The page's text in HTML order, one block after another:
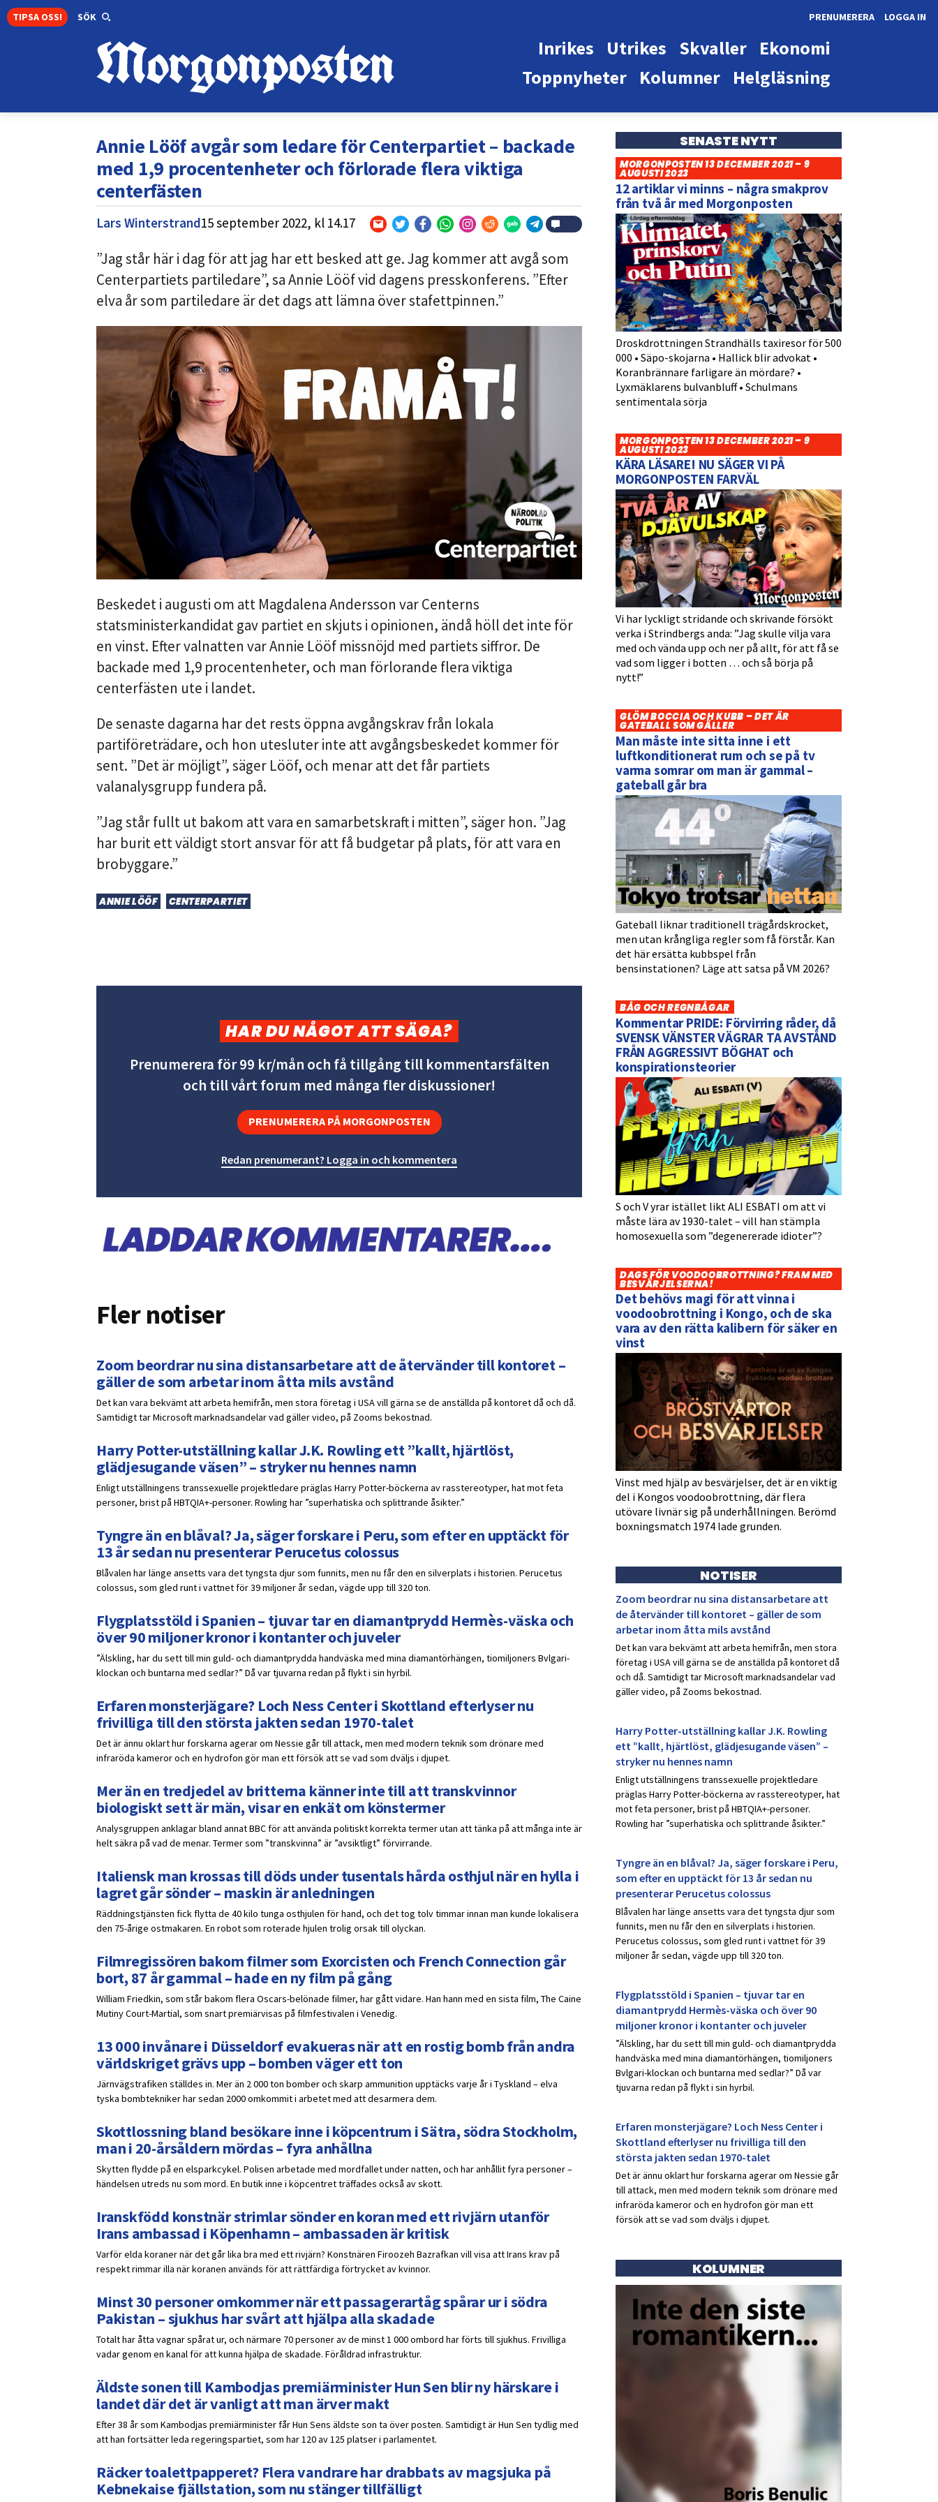
TIPSA OSS! SÖK LOGGA IN
PRENUMERERA
Ekonomi
Skvaller
Utrikes
Inrikes
Helgläsning
Kolumner
Toppnyheter
Annie Lööf avgår som ledare för Centerpartiet – backade
med 1,9 procentenheter och förlorade flera viktiga
centerfästen
Lars Winterstrand15 september 2022, kl 14.17
”Jag står här i dag för att jag har ett besked att ge. Jag kommer att avgå som
Centerpartiets partiledare”, sa Annie Lööf vid dagens presskonferens. ”Efter
elva år som partiledare är det dags att lämna över stafettpinnen.”
Beskedet i augusti om att Magdalena Andersson var Centerns
statsministerkandidat gav partiet en skjuts i opinionen, ändå höll det inte för
en vinst. Efter valnatten var Annie Lööf missnöjd med partiets siffror. De
backade med 1,9 procentenheter, och man förlorande flera viktiga
centerfästen ute i landet.
De senaste dagarna har det rests öppna avgångskrav från lokala
partiföreträdare, och hon utesluter inte att avgångsbeskedet kommer för
sent. ”Det är möjligt”, säger Lööf, och menar att det får partiets
valanalysgrupp fundera på.
”Jag står fullt ut bakom att vara en samarbetskraft i mitten”, säger hon. ”Jag
har burit ett väldigt stort ansvar för att få budgetar på plats, för att vara en
brobyggare.”
ANNIE LÖÖF CENTERPARTIET
HAR DU NÅGOT ATT SÄGA?
Prenumerera för 99 kr/mån och få tillgång till kommentarsfälten
och till vårt forum med många fler diskussioner!
PRENUMERERA PÅ MORGONPOSTEN
Redan prenumerant? Logga in och kommentera
Fler notiser
Zoom beordrar nu sina distansarbetare att de återvänder till kontoret –
gäller de som arbetar inom åtta mils avstånd
Det kan vara bekvämt att arbeta hemifrån, men stora företag i USA vill gärna se de anställda på kontoret då och då.
Samtidigt tar Microsoft marknadsandelar vad gäller video, på Zooms bekostnad.
Harry Potter-utställning kallar J.K. Rowling ett ”kallt, hjärtlöst,
glädjesugande väsen” – stryker nu hennes namn
Enligt utställningens transsexuelle projektledare präglas Harry Potter-böckerna av rasstereotyper, hat mot feta
personer, brist på HBTQIA+-personer. Rowling har ”superhatiska och splittrande åsikter.”
Tyngre än en blåval? Ja, säger forskare i Peru, som efter en upptäckt för
13 år sedan nu presenterar Perucetus colossus
Blåvalen har länge ansetts vara det tyngsta djur som funnits, men nu får den en silverplats i historien. Perucetus
colossus, som gled runt i vattnet för 39 miljoner år sedan, vägde upp till 320 ton.
Flygplatsstöld i Spanien – tjuvar tar en diamantprydd Hermès-väska och
över 90 miljoner kronor i kontanter och juveler
”Älskling, har du sett till min guld- och diamantprydda handväska med mina diamantörhängen, tiomiljoners Bvlgari-
klockan och buntarna med sedlar?” Då var tjuvarna redan på flykt i sin hyrbil.
Erfaren monsterjägare? Loch Ness Center i Skottland efterlyser nu
frivilliga till den största jakten sedan 1970-talet
Det är ännu oklart hur forskarna agerar om Nessie går till attack, men med modern teknik som drönare med
infraröda kameror och en hydrofon gör man ett försök att se vad som dväljs i djupet.
Mer än en tredjedel av britterna känner inte till att transkvinnor
biologiskt sett är män, visar en enkät om könstermer
Analysgruppen anklagar bland annat BBC för att använda politiskt korrekta termer utan att tänka på att många inte är
helt säkra på vad de menar. Termer som ”transkvinna” är ”avsiktligt” förvirrande.
Italiensk man krossas till döds under tusentals hårda osthjul när en hylla i
lagret går sönder – maskin är anledningen
Räddningstjänsten fick flytta de 40 kilo tunga osthjulen för hand, och det tog tolv timmar innan man kunde lokalisera
den 75-årige ostmakaren. En robot som roterade hjulen trolig orsak till olyckan.
Filmregissören bakom filmer som Exorcisten och French Connection går
bort, 87 år gammal – hade en ny film på gång
William Friedkin, som står bakom flera Oscars-belönade filmer, har gått vidare. Han hann med en sista film, The Caine
Mutiny Court-Martial, som snart premiärvisas på filmfestivalen i Venedig.
13 000 invånare i Düsseldorf evakueras när att en rostig bomb från andra
världskriget grävs upp – bomben väger ett ton
Järnvägstrafiken ställdes in. Mer än 2 000 ton bomber och skarp ammunition upptäcks varje år i Tyskland – elva
tyska bombtekniker har sedan 2000 omkommit i arbetet med att desarmera dem.
Skottlossning bland besökare inne i köpcentrum i Sätra, södra Stockholm,
man i 20-årsåldern mördas – fyra anhållna
Skytten flydde på en elsparkcykel. Polisen arbetade med mordfallet under natten, och har anhållit fyra personer –
händelsen utreds nu som mord. En butik inne i köpcentret träffades också av skott.
Iranskfödd konstnär strimlar sönder en koran med ett rivjärn utanför
Irans ambassad i Köpenhamn – ambassaden är kritisk
Varför elda koraner när det går lika bra med ett rivjärn? Konstnären Firoozeh Bazrafkan vill visa att Irans krav på
respekt rimmar illa när koranen används för att rättfärdiga förtrycket av kvinnor.
Minst 30 personer omkommer när ett passagerartåg spårar ur i södra
Pakistan – sjukhus har svårt att hjälpa alla skadade
Totalt har åtta vagnar spårat ur, och närmare 70 personer av de minst 1 000 ombord har förts till sjukhus. Frivilliga
vadar genom en kanal för att kunna hjälpa de skadade. Föråldrad infrastruktur.
Äldste sonen till Kambodjas premiärminister Hun Sen blir ny härskare i
landet där det är vanligt att man ärver makt
Efter 38 år som Kambodjas premiärminister får Hun Sens äldste son ta över posten. Samtidigt är Hun Sen tydlig med
att han fortsätter leda regeringspartiet, som har 120 av 125 platser i parlamentet.
Räcker toalettpapperet? Flera vandrare har drabbats av magsjuka på
Kebnekaise fjällstation, som nu stänger tillfälligt
SENASTE NYTT
MORGONPOSTEN 13 DECEMBER 2021 – 9
AUGUSTI 2023
12 artiklar vi minns – några smakprov
från två år med Morgonposten
Droskdrottningen Strandhälls taxiresor för 500
000 • Säpo-skojarna • Hallick blir advokat •
Koranbrännare farligare än mördare? •
Lyxmäklarens bulvanbluff • Schulmans
sentimentala sörja
MORGONPOSTEN 13 DECEMBER 2021 – 9
AUGUSTI 2023
KÄRA LÄSARE! NU SÄGER VI PÅ
MORGONPOSTEN FARVÄL
Vi har lyckligt stridande och skrivande försökt
verka i Strindbergs anda: ”Jag skulle vilja vara
med och vända upp och ner på allt, för att få se
vad som ligger i botten … och så börja på
nytt!”
GLÖM BOCCIA OCH KUBB – DET ÄR
GATEBALL SOM GÄLLER
Man måste inte sitta inne i ett
luftkonditionerat rum och se på tv
varma somrar om man är gammal –
gateball går bra
Gateball liknar traditionell trägårdskrocket,
men utan krångliga regler som få förstår. Kan
det här ersätta kubbspel från
bensinstationen? Läge att satsa på VM 2026?
BÅG OCH REGNBÅGAR
Kommentar PRIDE: Förvirring råder, då
SVENSK VÄNSTER VÄGRAR TA AVSTÅND
FRÅN AGGRESSIVT BÖGHAT och
konspirationsteorier
S och V yrar istället likt ALI ESBATI om att vi
måste lära av 1930-talet – vill han stämpla
homosexuella som ”degenererade idioter”?
DAGS FÖR VOODOOBROTTNING? FRAM MED
BESVÄRJELSERNA!
Det behövs magi för att vinna i
voodoobrottning i Kongo, och de ska
vara av den rätta kalibern för säker en
vinst
Vinst med hjälp av besvärjelser, det är en viktig
del i Kongos voodoobrottning, där flera
utövare livnär sig på underhållningen. Berömd
boxningsmatch 1974 lade grunden.
NOTISER
Zoom beordrar nu sina distansarbetare att
de återvänder till kontoret – gäller de som
arbetar inom åtta mils avstånd
Det kan vara bekvämt att arbeta hemifrån, men stora
företag i USA vill gärna se de anställda på kontoret då
och då. Samtidigt tar Microsoft marknadsandelar vad
gäller video, på Zooms bekostnad.
Harry Potter-utställning kallar J.K. Rowling
ett ”kallt, hjärtlöst, glädjesugande väsen” –
stryker nu hennes namn
Enligt utställningens transsexuelle projektledare
präglas Harry Potter-böckerna av rasstereotyper, hat
mot feta personer, brist på HBTQIA+-personer.
Rowling har ”superhatiska och splittrande åsikter.”
Tyngre än en blåval? Ja, säger forskare i Peru,
som efter en upptäckt för 13 år sedan nu
presenterar Perucetus colossus
Blåvalen har länge ansetts vara det tyngsta djur som
funnits, men nu får den en silverplats i historien.
Perucetus colossus, som gled runt i vattnet för 39
miljoner år sedan, vägde upp till 320 ton.
Flygplatsstöld i Spanien – tjuvar tar en
diamantprydd Hermès-väska och över 90
miljoner kronor i kontanter och juveler
”Älskling, har du sett till min guld- och diamantprydda
handväska med mina diamantörhängen, tiomiljoners
Bvlgari-klockan och buntarna med sedlar?” Då var
tjuvarna redan på flykt i sin hyrbil.
Erfaren monsterjägare? Loch Ness Center i
Skottland efterlyser nu frivilliga till den
största jakten sedan 1970-talet
Det är ännu oklart hur forskarna agerar om Nessie går
till attack, men med modern teknik som drönare med
infraröda kameror och en hydrofon gör man ett
försök att se vad som dväljs i djupet.
KOLUMNER